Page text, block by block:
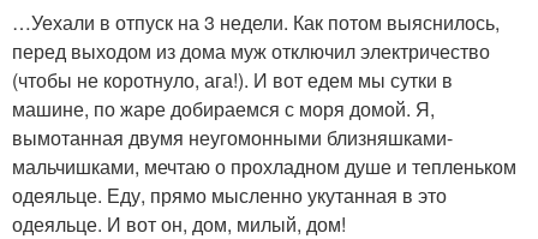
…Уехали в отпуск на 3 недели. Как потом выяснилось,
перед выходом из дома муж отключил электричество
(чтобы не коротнуло, ага!). И вот едем мы сутки в
машине, по жаре добираемся с моря домой. Я,
вымотанная двумя неугомонными близняшками-
мальчишками, мечтаю о прохладном душе и тепленьком
одеяльце. Еду, прямо мысленно укутанная в это
одеяльце. И вот он, дом, милый, дом!